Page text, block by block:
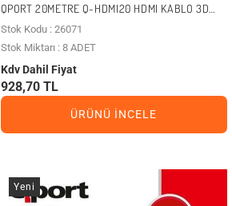
QPORT 20METRE Q-HDMI20 HDMI KABLO 3D
GOLD 1.4V
Stok Kodu : 26071
Stok Miktarı : 8 ADET
Kdv Dahil Fiyat
928,70 TL
ÜRÜNÜ İNCELE
Yeni